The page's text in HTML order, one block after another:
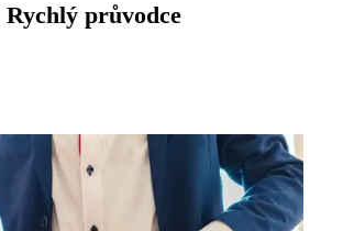
průvodce